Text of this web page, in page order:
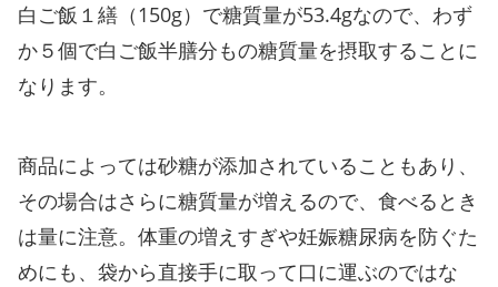
白ご飯１繕（150g）で糖質量が53.4gなので、わず
か５個で白ご飯半膳分もの糖質量を摂取することに
なります。
商品によっては砂糖が添加されていることもあり、
その場合はさらに糖質量が増えるので、食べるとき
は量に注意。体重の増えすぎや妊娠糖尿病を防ぐた
めにも、袋から直接手に取って口に運ぶのではな